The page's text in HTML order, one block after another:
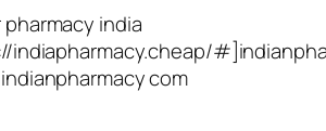
pharmacy india
indiapharmacy.cheap/
com